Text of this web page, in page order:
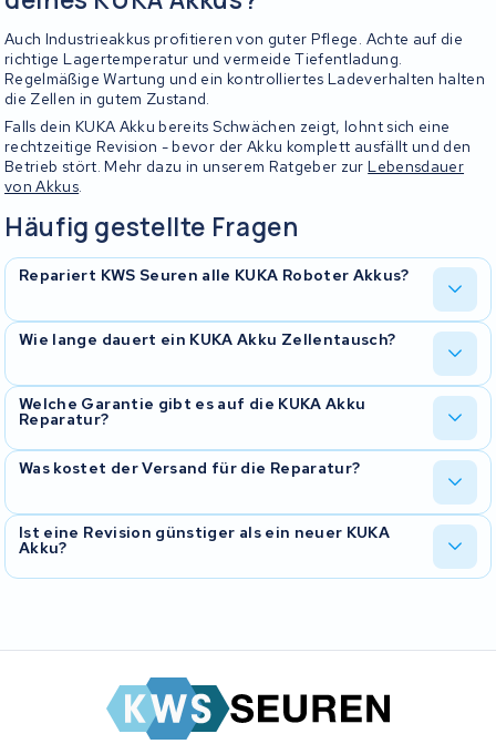
Auch Industrieakkus profitieren von guter Pflege. Achte auf die
richtige Lagertemperatur und vermeide Tiefentladung.
Regelmäßige Wartung und ein kontrolliertes Ladeverhalten halten
die Zellen in gutem Zustand.
Falls dein KUKA Akku bereits Schwächen zeigt, lohnt sich eine
rechtzeitige Revision - bevor der Akku komplett ausfällt und den
Betrieb stört. Mehr dazu in unserem Ratgeber zurLebensdauer
von Akkus.
Häufig gestellte Fragen
Repariert KWS Seuren alle KUKA Roboter Akkus?
Ja, wir reparieren KUKA Akkus verschiedener Modelle und Serien.
Unser Team prüft jeden Akku individuell und gibt dir eine ehrliche
Einschätzung.
Wie lange dauert ein KUKA Akku Zellentausch?
Die Revision dauert in der Regel 5 bis 10 Arbeitstage nach Eingang
des Akkus. Die genaue Dauer hängt vom Akkutyp und den
benötigten Zellen ab.
Welche Garantie gibt es auf die KUKA Akku
Reparatur?
Du erhältst 2 Jahre Garantie auf die eingebauten Zellen und
unsere Arbeit. Falls in dieser Zeit etwas nicht stimmt, kümmern wir
uns darum.
Was kostet der Versand für die Reparatur?
Den Hinversand zu unserem Labor bezahlst du selbst. Den
Rückversand nach der Reparatur übernimmt KWS Seuren
kostenlos.
Ist eine Revision günstiger als ein neuer KUKA
Akku?
Akku Revision?.